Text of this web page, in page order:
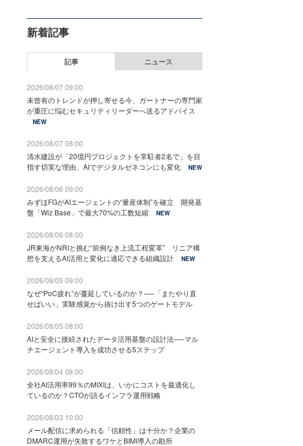
新着記事
記事 ニュース
2026/08/07 09:00
未曾有のトレンドが押し寄せる今、ガートナーの専門家
が重圧に悩むセキュリティリーダーへ送るアドバイス
NEW
2026/08/07 08:00
清水建設が「20億円プロジェクトを常駐者2名で」を目
指す切実な理由、AIでデジタルゼネコンにも変化
NEW
2026/08/06 09:00
みずほFGがAIエージェントの“量産体制”を確立 開発基
盤「Wiz Base」で最大70%の工数短縮
NEW
2026/08/06 08:00
JR東海がNRIと挑む“前例なき上流工程変革” リニア構
想を支えるAI活用と変化に適応できる組織設計
NEW
2026/08/05 09:00
なぜ“PoC疲れ”が蔓延しているのか？──「またやり直
せばいい」実験感覚から抜け出す5つのゲートモデル
2026/08/05 08:00
AIと安全に接続されたデータ活用基盤の設計法──マル
チエージェント導入を成功させる5ステップ
2026/08/04 08:00
全社AI活用率99％のMIXIは、いかにコストを最適化し
ているのか？CTOが語るインフラ運用戦略
2026/08/03 10:00
メール配信に求められる「信頼性」は十分か？企業の
DMARC運用が失敗するワケとBIMI導入の勘所